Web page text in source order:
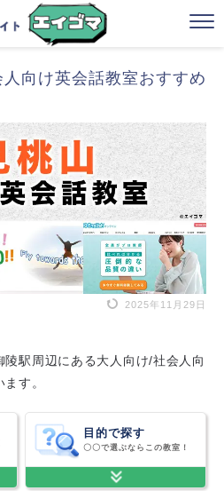
向け英会話教室おすすめ
2025年11月29日
駅周辺にある大人向け/社会人向
す。
目的で探す
〇〇で選ぶならこの教室！